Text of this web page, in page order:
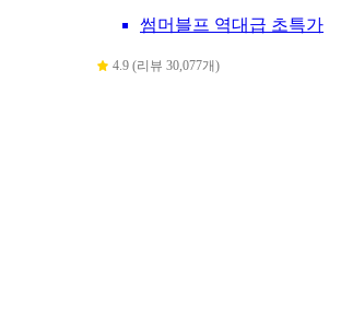
썸머블프 역대급 초특가
4.9 (리뷰 30,077개)